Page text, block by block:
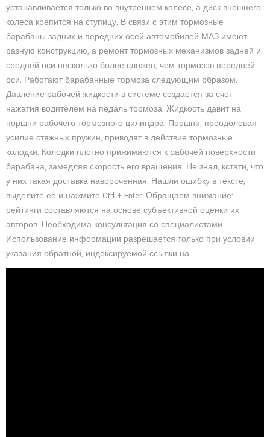
устанавливается только во внутреннем колесе, а диск внешнего
колеса крепится на ступицу. В связи с этим тормозные
барабаны задних и передних осей автомобилей МАЗ имеют
разную конструкцию, а ремонт тормозных механизмов задней и
средней оси несколько более сложен, чем тормозов передней
оси. Работают барабанные тормоза следующим образом.
Давление рабочей жидкости в системе создается за счет
нажатия водителем на педаль тормоза. Жидкость давит на
поршни рабочего тормозного цилиндра. Поршни, преодолевая
усилие стяжных пружин, приводят в действие тормозные
колодки. Колодки плотно прижимаются к рабочей поверхности
барабана, замедляя скорость его вращения. Не знал, кстати, что
у них такая доставка навороченная. Нашли ошибку в тексте,
выделите её и нажмите Ctrl + Enter. Обращаем внимание:
рейтинги составляются на основе субъективной оценки их
авторов. Необходима консультация со специалистами.
Использование информации разрешается только при условии
указания обратной, индексируемой ссылки на.